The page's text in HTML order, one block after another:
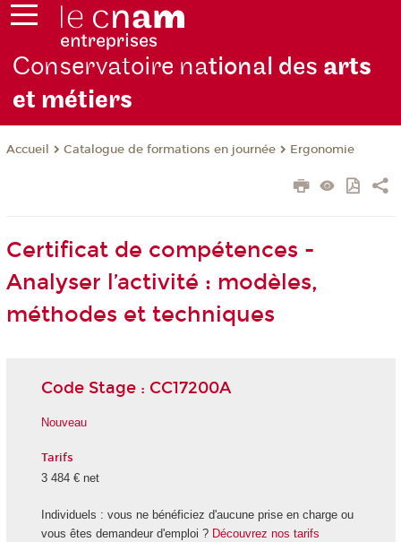
Conservatoire national des arts
et métiers
Accueil Catalogue de formations en journée Ergonomie
Certificat de compétences -
Analyser l’activité : modèles,
méthodes et techniques
Code Stage : CC17200A
Nouveau
Tarifs
3 484 € net
Individuels : vous ne bénéficiez d'aucune prise en charge ou
vous êtes demandeur d'emploi ? Découvrez nos tarifs